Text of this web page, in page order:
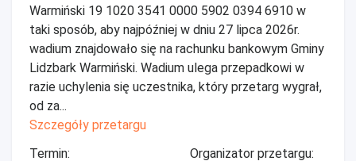
Warmiński 19 1020 3541 0000 5902 0394 6910 w
taki sposób, aby najpóźniej w dniu 27 lipca 2026r.
wadium znajdowało się na rachunku bankowym Gminy
Lidzbark Warmiński. Wadium ulega przepadkowi w
razie uchylenia się uczestnika, który przetarg wygrał,
od za...
Szczegóły przetargu
Termin:
Organizator przetargu: